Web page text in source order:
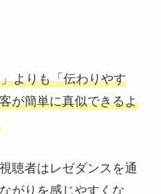
よりも「伝わりやす
が簡単に真似できるよ
聴者はレゼダンスを通
がりを感じやすくな